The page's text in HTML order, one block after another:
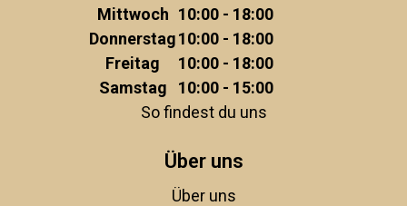
Mittwoch 10:00 - 18:00
Donnerstag10:00 - 18:00
Freitag
10:00 - 18:00
Samstag
10:00 - 15:00
So findest du uns
Über uns
Über uns